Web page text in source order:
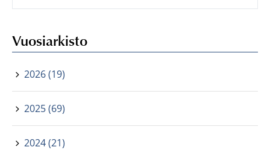
Vuosiarkisto
2026 (19)
2025 (69)
2024 (21)